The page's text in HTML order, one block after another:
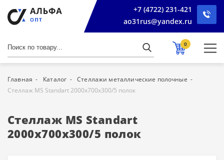
+7 (4722) 231-421
ao31rus@yandex.ru
0
Главная Каталог
Стеллажи металлические полочные
Стеллаж MS Standart 2000х700х300/5 полок
Стеллаж MS Standart
2000х700х300/5 полок